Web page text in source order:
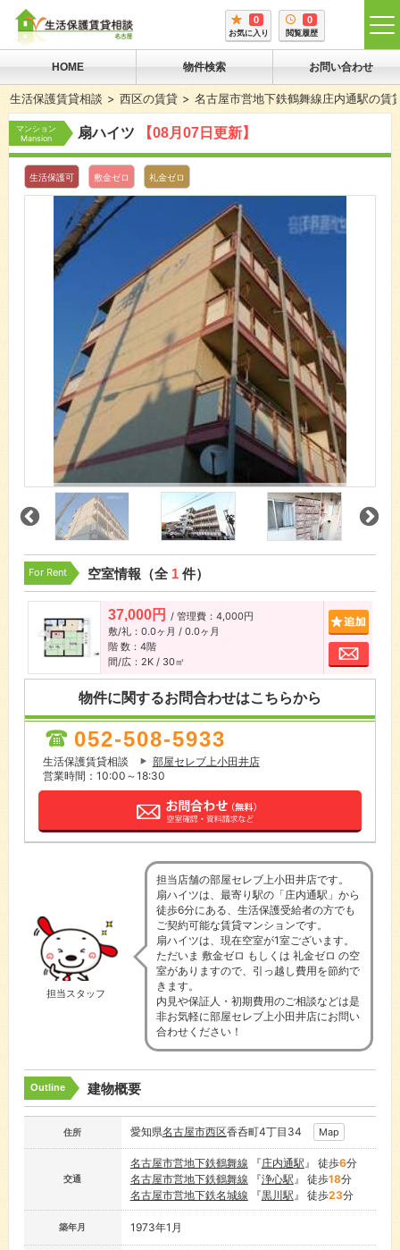
0
お気に入り
0
閲覧履歴
HOME 物件検索 お問い合わせ
生活保護賃貸相談 西区の賃貸 名古屋市営地下鉄鶴舞線庄内通駅の賃
マンション
Mansion
扇ハイツ 【08月07日更新】
生活保護可 敷金ゼロ 礼金ゼロ
For Rent 空室情報（全 1件）
37,000円 / 管理費：4,000円
敷/礼：0.0ヶ月 / 0.0ヶ月
階 数：4階
間/広：2K / 30㎡
お問
物件に関するお問合わせはこちらから
052-508-5933
生活保護賃貸相談
部屋セレブ上小田井店
営業時間：10:00～18:30
担当スタッフ
担当店舗の部屋セレブ上小田井店です。
扇ハイツは、最寄り駅の「庄内通駅」から
徒歩6分にある、生活保護受給者の方でも
ご契約可能な賃貸マンションです。
扇ハイツは、現在空室が1室ございます。
ただいま 敷金ゼロ もしくは 礼金ゼロ の空
室がありますので、引っ越し費用を節約で
きます。
内見や保証人・初期費用のご相談などは是
非お気軽に部屋セレブ上小田井店にお問い
合わせください！
Outline 建物概要
住所 愛知県名古屋市西区香呑町4丁目34 Map
交通
名古屋市営地下鉄鶴舞線 『庄内通駅』 徒歩6分
名古屋市営地下鉄鶴舞線 『浄心駅』 徒歩18分
名古屋市営地下鉄名城線 『黒川駅』 徒歩23分
築年月 1973年1月